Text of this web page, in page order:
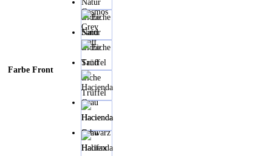
Farbe Front
Cosmos
Grey
matt
Eiche
Natur
Eiche
Sand
Eiche
Trüffel
Hacienda
Grau
Hacienda